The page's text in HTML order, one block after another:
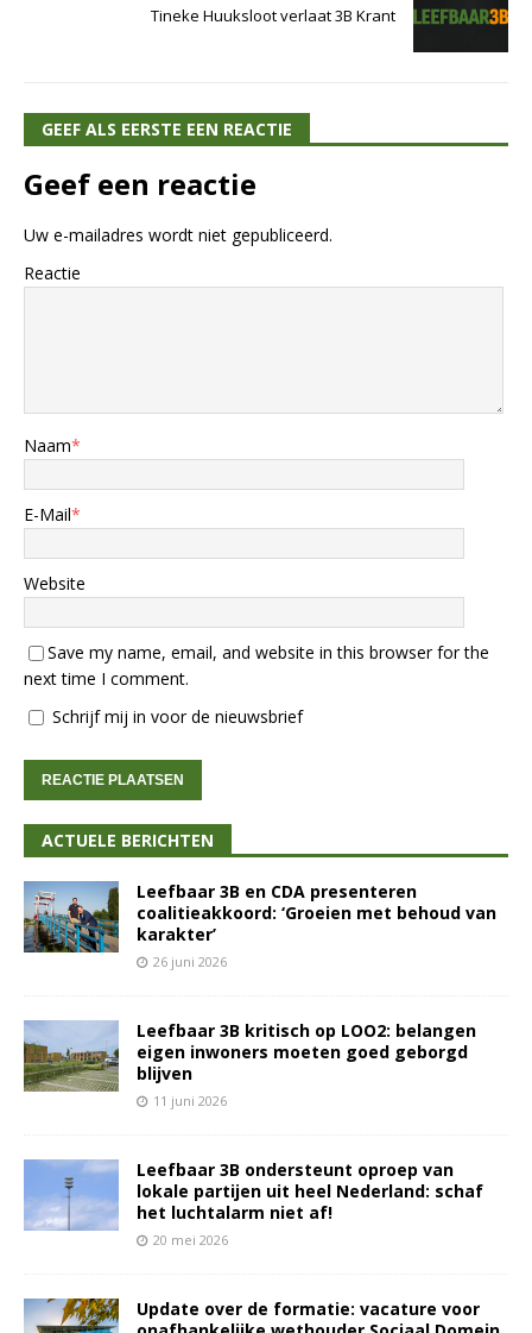
Tineke Huuksloot verlaat 3B Krant
GEEF ALS EERSTE EEN REACTIE
Geef een reactie
Uw e-mailadres wordt niet gepubliceerd.
Reactie
Naam*
E-Mail*
Website
Save my name, email, and website in this browser for the
next time I comment.
Schrijf mij in voor de nieuwsbrief
ACTUELE BERICHTEN
Leefbaar 3B en CDA presenteren
coalitieakkoord: ‘Groeien met behoud van
karakter’
26 juni 2026
Leefbaar 3B kritisch op LOO2: belangen
eigen inwoners moeten goed geborgd
blijven
11 juni 2026
Leefbaar 3B ondersteunt oproep van
lokale partijen uit heel Nederland: schaf
het luchtalarm niet af!
20 mei 2026
Update over de formatie: vacature voor